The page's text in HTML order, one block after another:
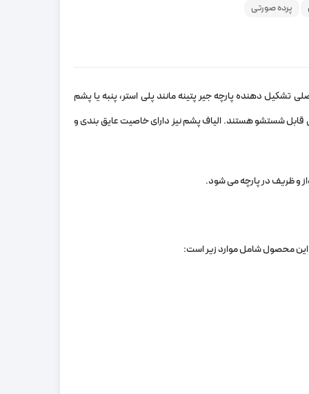
پرده صورتی
تشکیل دهنده پارچه جیر پتینه مانند پلی استر، پنبه یا پشم
قابل شستشو هستند. الیاف پشم نیز دارای خاصیت عایق بندی و
و ظریف در پارچه می شود.
این محصول شامل موارد زیر است: